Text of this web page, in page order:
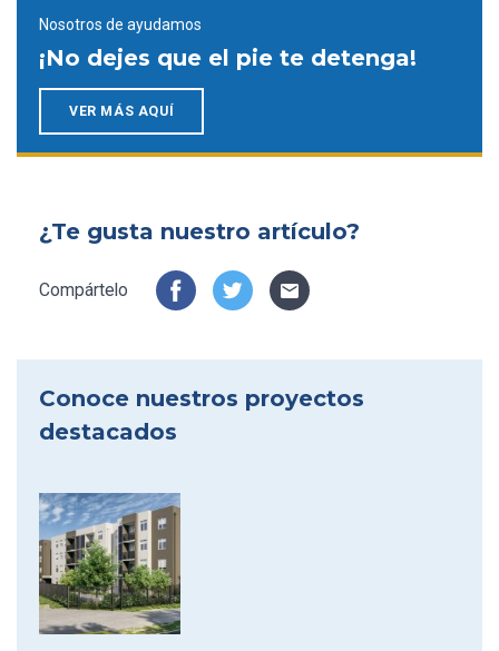
Nosotros de ayudamos
¡No dejes que el pie te detenga!
VER MÁS AQUÍ
Conoce nuestros proyectos
destacados
¿Te gusta nuestro artículo?
Compártelo